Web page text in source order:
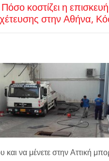
Πόσο κοστίζει η επισκευή
στην Αθήνα,
και να μένετε στην Αττική